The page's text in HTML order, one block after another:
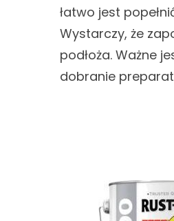
łatwo jest
Wystarczy, że
podłoża. Ważne
dobranie